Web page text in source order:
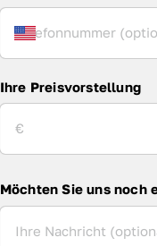
Ihre Preisvorstellung
Möchten Sie uns noch